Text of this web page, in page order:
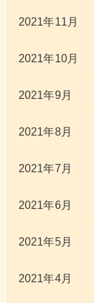
2021年11月
2021年10月
2021年9月
2021年8月
2021年7月
2021年6月
2021年5月
2021年4月